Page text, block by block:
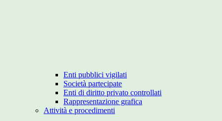
Enti pubblici vigilati
Società partecipate
Enti di diritto privato controllati
Rappresentazione grafica
Attività e procedimenti